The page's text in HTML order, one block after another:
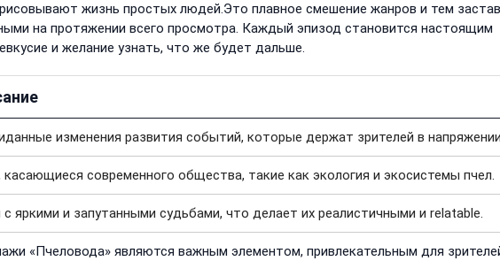
жизнь простых людей.Это плавное смешение жанров и тем
на протяжении всего просмотра. Каждый эпизод становится настоящим
и желание узнать, что же будет дальше.
изменения развития событий, которые держат зрителей в
современного общества, такие как экология и экосистемы пчел.
с яркими и запутанными судьбами, что делает их реалистичными и relatable.
«Пчеловода» являются важным элементом, привлекательным для